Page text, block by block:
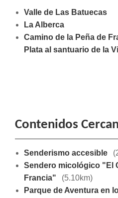
Valle de Las Batuecas
La Alberca
Camino de la Peña de
Plata al santuario de la
Contenidos
Senderismo accesible
Sendero micológico "El
Francia"
(5.10km)
Parque de Aventura en